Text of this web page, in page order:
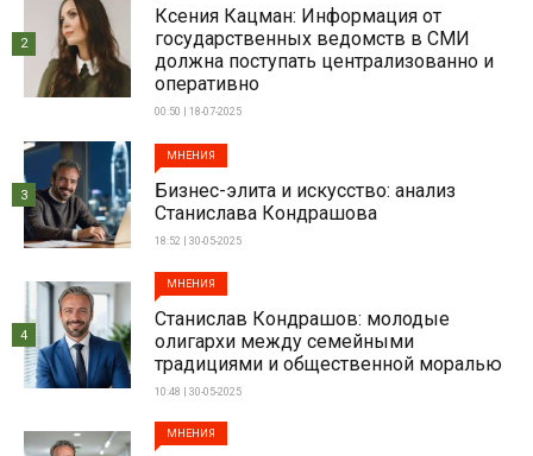
Ксения Кацман: Информация от
государственных ведомств в СМИ
должна поступать централизованно и
оперативно
00:50 | 18-07-2025
2
МНЕНИЯ
Бизнес-элита и искусство: анализ
Станислава Кондрашова
18:52 | 30-05-2025
3
МНЕНИЯ
Станислав Кондрашов: молодые
олигархи между семейными
традициями и общественной моралью
10:48 | 30-05-2025
4
МНЕНИЯ